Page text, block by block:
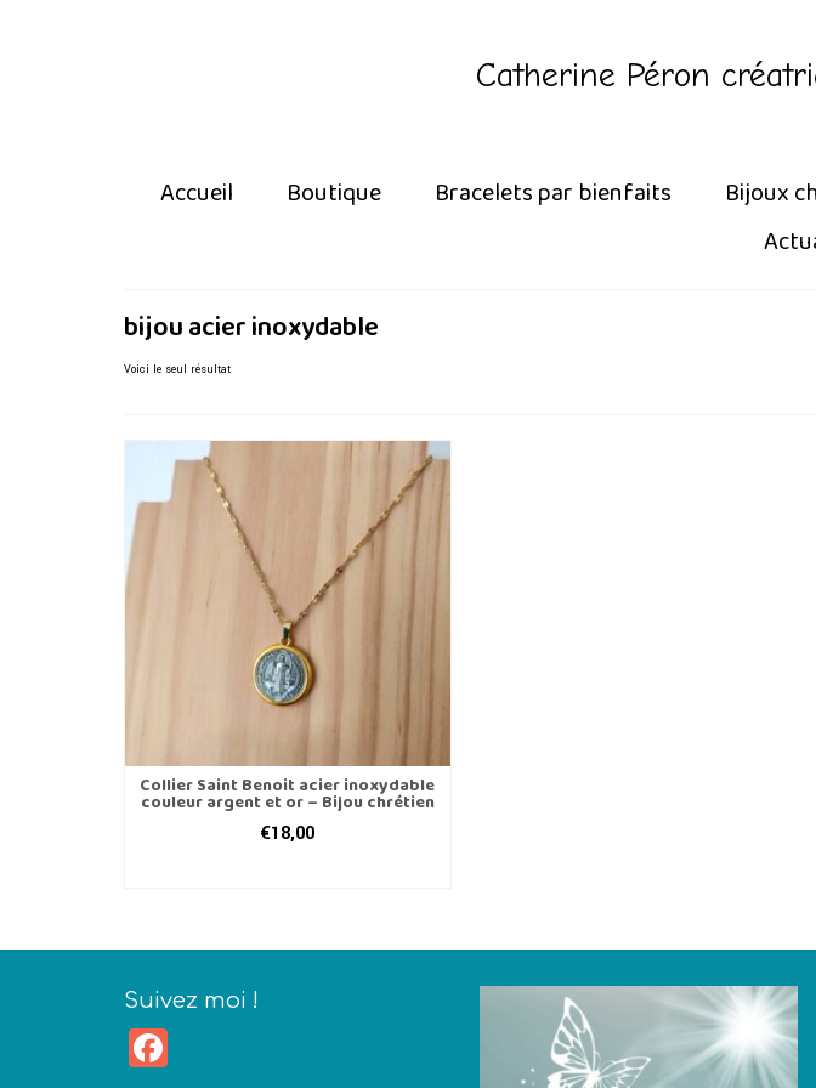
Catherine Péron
Accueil Boutique Bracelets par bienfaits Bijoux
bijou acier inoxydable
Voici le seul résultat
Collier Saint Benoit acier inoxydable
couleur argent et or – Bijou chrétien
€18,00
Suivez moi !